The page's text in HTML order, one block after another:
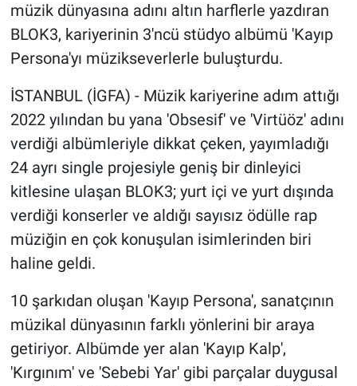
müzik dünyasına adını altın harflerle yazdıran
BLOK3, kariyerinin 3'ncü stüdyo albümü 'Kayıp
Persona'yı müzikseverlerle buluşturdu.
İSTANBUL (İGFA) - Müzik kariyerine adım attığı
2022 yılından bu yana 'Obsesif' ve 'Virtüöz' adını
verdiği albümleriyle dikkat çeken, yayımladığı
24 ayrı single projesiyle geniş bir dinleyici
kitlesine ulaşan BLOK3; yurt içi ve yurt dışında
verdiği konserler ve aldığı sayısız ödülle rap
müziğin en çok konuşulan isimlerinden biri
haline geldi.
10 şarkıdan oluşan 'Kayıp Persona', sanatçının
müzikal dünyasının farklı yönlerini bir araya
getiriyor. Albümde yer alan 'Kayıp Kalp',
'Kırgınım' ve 'Sebebi Yar' gibi parçalar duygusal